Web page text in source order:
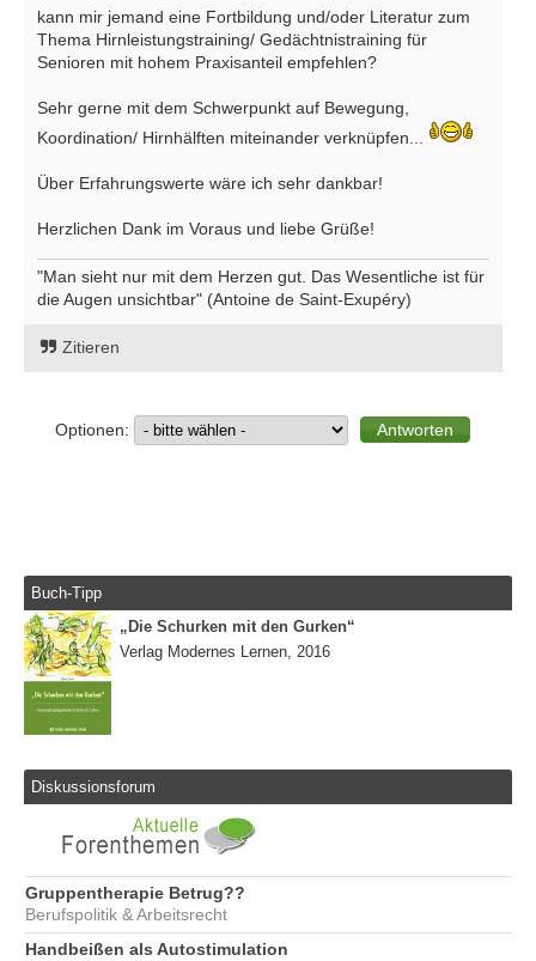
kann mir jemand eine Fortbildung und/oder Literatur zum
Thema Hirnleistungstraining/ Gedächtnistraining für
Senioren mit hohem Praxisanteil empfehlen?
Sehr gerne mit dem Schwerpunkt auf Bewegung,
Koordination/ Hirnhälften miteinander verknüpfen...
Über Erfahrungswerte wäre ich sehr dankbar!
Herzlichen Dank im Voraus und liebe Grüße!
"Man sieht nur mit dem Herzen gut. Das Wesentliche ist für
die Augen unsichtbar" (Antoine de Saint-Exupéry)
Zitieren
Optionen:
Buch-Tipp
„Die Schurken mit den Gurken“
Verlag Modernes Lernen, 2016
Diskussionsforum
Gruppentherapie Betrug??
Berufspolitik & Arbeitsrecht
Handbeißen als Autostimulation